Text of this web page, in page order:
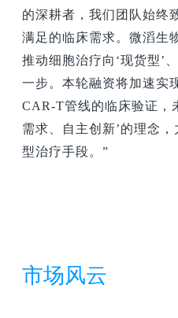
的深耕者，我们团队始终
满足的临床需求。微滔生
推动细胞治疗向‘现货型’
一步。本轮融资将加速实
CAR-T管线的临床验证，
需求、自主创新’的理念
型治疗手段。”
市场风云